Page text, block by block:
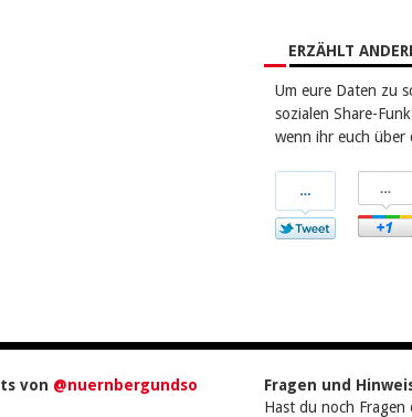
ERZÄHLT
Um eure Daten zu
sozialen Share-
wenn ihr euch über
Twitter
bei
Google+
von @nuernbergundso
Fragen und
Hast du noch Fragen